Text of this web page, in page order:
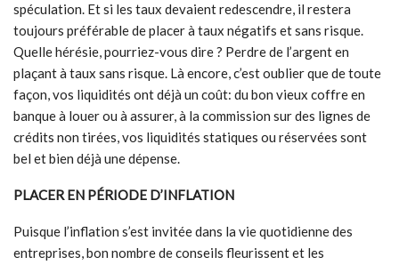
spéculation. Et si les taux devaient redescendre, il restera
toujours préférable de placer à taux négatifs et sans risque.
Quelle hérésie, pourriez-vous dire ? Perdre de l’argent en
plaçant à taux sans risque. Là encore, c’est oublier que de toute
façon, vos liquidités ont déjà un coût: du bon vieux coffre en
banque à louer ou à assurer, à la commission sur des lignes de
crédits non tirées, vos liquidités statiques ou réservées sont
bel et bien déjà une dépense.
PLACER EN PÉRIODE D’INFLATION
Puisque l’inflation s’est invitée dans la vie quotidienne des
entreprises, bon nombre de conseils fleurissent et les